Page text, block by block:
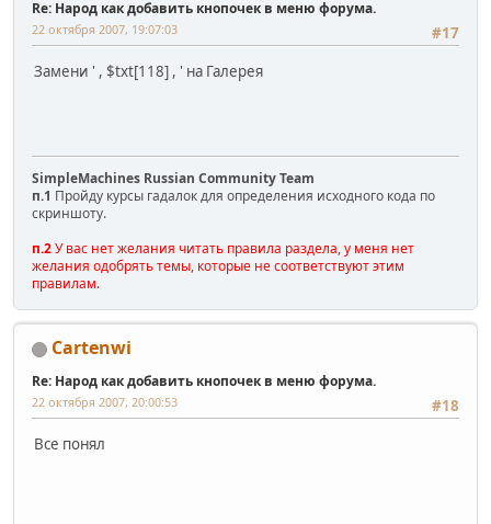
Re: Народ как добавить кнопочек в меню форума.
#17
22 октября 2007, 19:07:03
Замени ' , $txt[118] , ' на Галерея
SimpleMachines Russian Community Team
п.1 Пройду курсы гадалок для определения исходного кода по
скриншоту.
п.2У вас нет желания читать правила раздела, у меня нет
желания одобрять темы, которые не соответствуют этим
правилам.
Cartenwi
Re: Народ как добавить кнопочек в меню форума.
#18
22 октября 2007, 20:00:53
Все понял